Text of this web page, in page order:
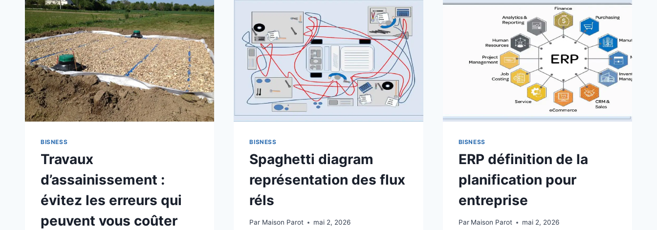
BISNESS
Travaux
d’assainissement :
évitez les erreurs qui
peuvent vous coûter
BISNESS
Spaghetti diagram
représentation des flux
réls
Par Maison Parot mai 2, 2026
BISNESS
ERP définition de la
planification pour
entreprise
Par Maison Parot mai 2, 2026